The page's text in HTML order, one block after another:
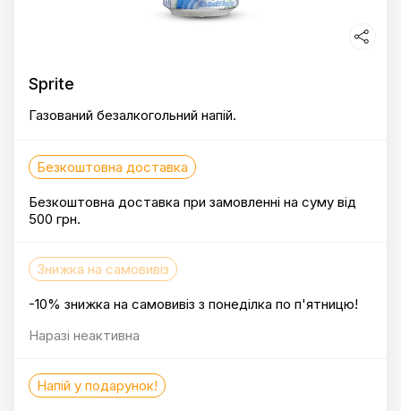
Sprite
Газований безалкогольний напій.
Безкоштовна доставка
Безкоштовна доставка при замовленні на суму від
500 грн.
Знижка на самовивіз
-10% знижка на самовивіз з понеділка по п'ятницю!
Наразі неактивна
Напій у подарунок!